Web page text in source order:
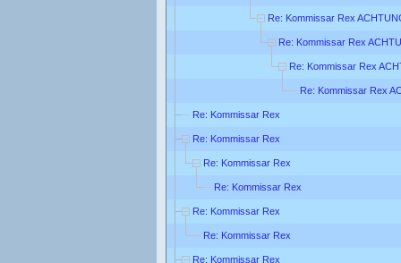
Re: Kommissar Rex
Re: Kommissar Rex
Re: Kommissar Rex
Re: Kommissar Rex
Re: Kommissar Rex
Re: Kommissar Rex
Re: Kommissar Rex
Re: Kommissar Rex
Re: Kommissar Rex
Re: Kommissar Rex
Re: Kommissar Rex